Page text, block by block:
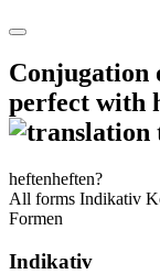
Conjugation
perfect with
heftenheften?
All forms Indikativ
Formen
Indikativ